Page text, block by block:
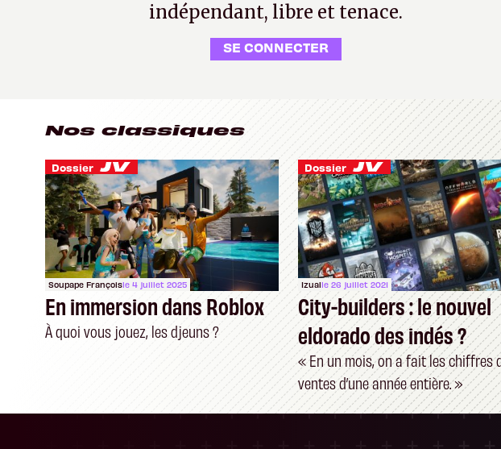
indépendant, libre et tenace.
SE CONNECTER
Nos classiques
Dossier
Soupape Françoisle 4 juillet 2025
En immersion dans Roblox
À quoi vous jouez, les djeuns ?
Dossier
Izualle 26 juillet 2021
City-builders : le nouvel
eldorado des indés ?
« En un mois, on a fait les chiffres
ventes d’une année entière. »